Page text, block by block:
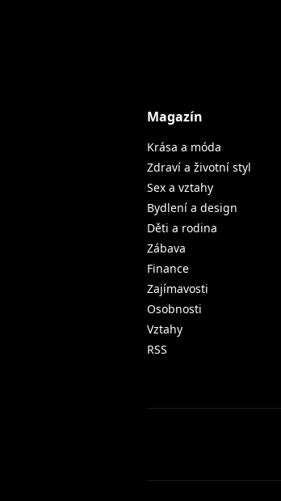
Magazín
Krása a móda
Zdraví a životní styl
Sex a vztahy
Bydlení a design
Děti a rodina
Zábava
Finance
Zajímavosti
Osobnosti
Vztahy
RSS